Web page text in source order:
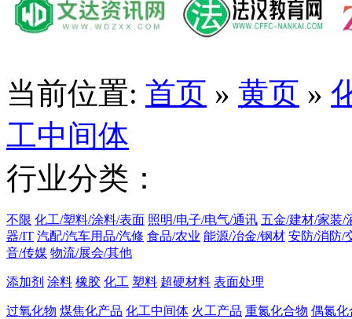
当前位置: 首页 » 黄页 »
工中间体
行业分类：
不限 化工/塑料/涂料/表面 照明/电子/电气/通讯 五金/建材/家装/
器/IT 汽配/汽车用品/汽修 食品/农业 能源/冶金/钢材 安防/消防/
音/传媒 物流/展会/其他
添加剂 涂料 橡胶 化工 塑料 超硬材料 表面处理
过氧化物 煤焦化产品 化工中间体 火工产品 重氮化合物 偶氮化